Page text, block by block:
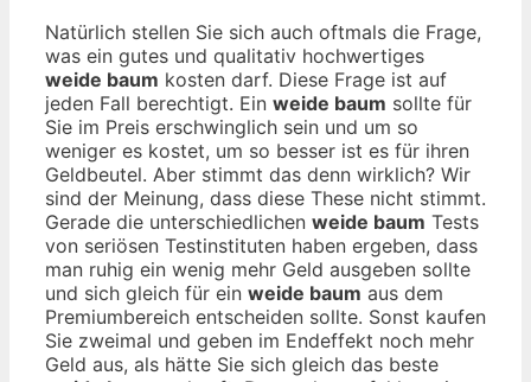
Natürlich stellen Sie sich auch oftmals die Frage,
was ein gutes und qualitativ hochwertiges
weide baum kosten darf. Diese Frage ist auf
jeden Fall berechtigt. Ein weide baum sollte für
Sie im Preis erschwinglich sein und um so
weniger es kostet, um so besser ist es für ihren
Geldbeutel. Aber stimmt das denn wirklich? Wir
sind der Meinung, dass diese These nicht stimmt.
Gerade die unterschiedlichen weide baum Tests
von seriösen Testinstituten haben ergeben, dass
man ruhig ein wenig mehr Geld ausgeben sollte
und sich gleich für ein weide baum aus dem
Premiumbereich entscheiden sollte. Sonst kaufen
Sie zweimal und geben im Endeffekt noch mehr
Geld aus, als hätte Sie sich gleich das beste